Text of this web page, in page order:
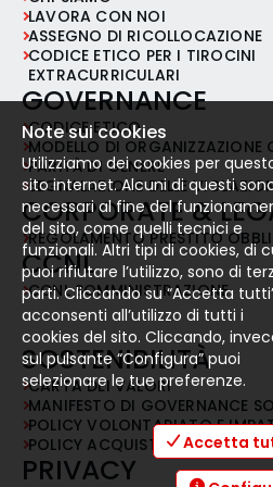
riservatezza e capacità
Buone doti relazionali e
Attitudine al lavoro in team
profilo: • Esperienza
del settore metalmeccanico
Conoscenza di software
paghe • Capacità di
contemporaneamente •
imparare e crescere
RAL 23.000 - 26.000 EUR Il
annuncio è rivolto ad
sensi delle leggi 903/77 e 125/
persone di tutte le età e
nazionalità, ai sensi dei
215/03 e 216/03. Gli
inviare il CV con
trattamento dei dati
D. Lgs. 196/03 e il
2016/679.
LAVORA CON NOI
ASSEGNO DI RICOLLOCAZIONE
CODICE ETICO PER I TIROCINI
EXTRACURRICULARI
GOVERNANCE
CODICE ETICO
MODELLO DI ORGANIZZAZIONE
PARITÀ DI GENERE
SEGNALAZIONE DELLE
CORPORATE &
REGOLAMENTO PRESTITO
CCNL
CCNL SOMMINISTRAZIONE
SOSTENIBILITÀ
CARTA DEI VALORI
MANIFESTO DI GOVERNANCE
POLICY VOLONTARIATO E
POLICY ACQUISTI RESPONSABILI
PRIVACY
Note sui cookies
Utilizziamo dei cookies per
sito internet. Alcuni di questi
necessari al fine del
del sito, come quelli tecnici e
funzionali. Altri tipi di cookies, di
puoi rifiutare l’utilizzo, sono di
parti. Cliccando su “Accetta
acconsenti all’utilizzo di tutti i
cookies del sito. Cliccando,
sul pulsante “Configura” puoi
selezionare le tue preferenze.
Accetta